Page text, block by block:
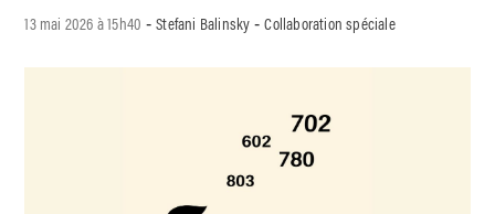
13 mai 2026 à 15h40 -Stefani Balinsky -Collaboration spéciale